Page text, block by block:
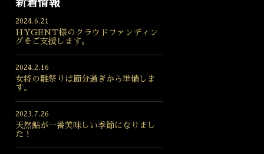
新着情報
2024.6.21
HYGENT様のクラウドファンディン
グをご支援します。
2024.2.16
女将の雛祭りは節分過ぎから準備しま
す。
2023.7.26
天然鮎が一番美味しい季節になりまし
た！